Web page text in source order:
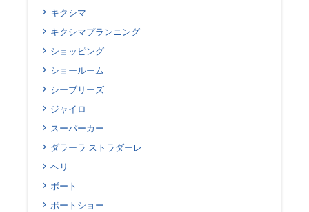
キクシマ
キクシマプランニング
ショッピング
ショールーム
シーブリーズ
ジャイロ
スーパーカー
ダラーラ ストラダーレ
ヘリ
ボート
ボートショー